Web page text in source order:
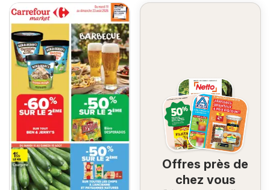
Offres près de
chez vous